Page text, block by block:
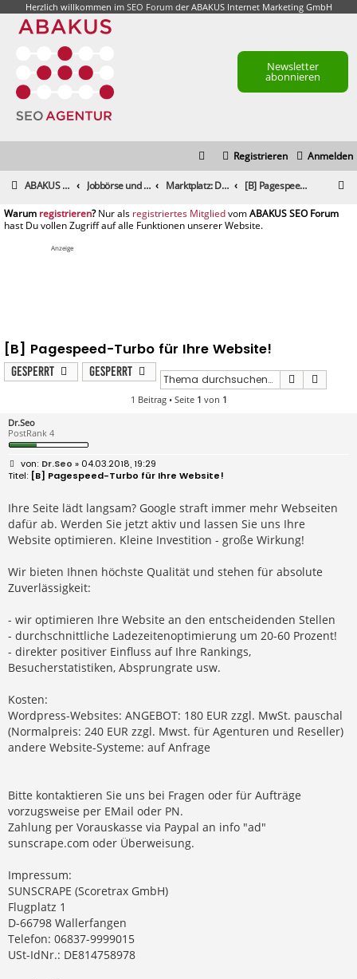
Herzlich willkommen im SEO Forumder ABAKUS Internet Marketing GmbH
Newsletter
abonnieren
Anmelden
Registrieren
ABAKUS Foren-Übersicht Jobbörse und Marktplatz Marktplatz: Dienstleistungen [B] Pagespeed-Turbo für Ihre Website!
registrieren registriertes Mitglied
Anzeige
[B] Pagespeed-Turbo für Ihre Website!
Gesperrt Gesperrt Suche
1 Beitrag • Seite 1 von 1
Dr.Seo
PostRank 4
B
e
i
r
a
g
Dr.Seo » 04.03.2018, 19:29
[B] Pagespeed-Turbo für Ihre Website!
Ihre Seite lädt langsam? Google straft immer mehr Webseiten
dafür ab. Werden Sie jetzt aktiv und lassen Sie uns Ihre
Website optimieren. Kleine Investition - große Wirkung!
Wir bieten Ihnen höchste Qualität und stehen für absolute
Zuverlässigkeit:
- wir optimieren Ihre Website an den entscheidenden Stellen
- durchschnittliche Ladezeitenoptimierung um 20-60 Prozent!
- direkter positiver Einfluss auf Ihre Rankings,
Besucherstatistiken, Absprungrate usw.
Kosten:
Wordpress-Websites: ANGEBOT: 180 EUR zzgl. MwSt. pauschal
(Normalpreis: 240 EUR zzgl. Mwst. für Agenturen und Reseller)
andere Website-Systeme: auf Anfrage
Bitte kontaktieren Sie uns bei Fragen oder für Aufträge
vorzugsweise per EMail oder PN.
Zahlung per Vorauskasse via Paypal an info "ad"
sunscrape.com oder Überweisung.
Impressum:
SUNSCRAPE (Scoretrax GmbH)
Flugplatz 1
D-66798 Wallerfangen
Telefon: 06837-9999015
USt-IdNr.: DE814758978